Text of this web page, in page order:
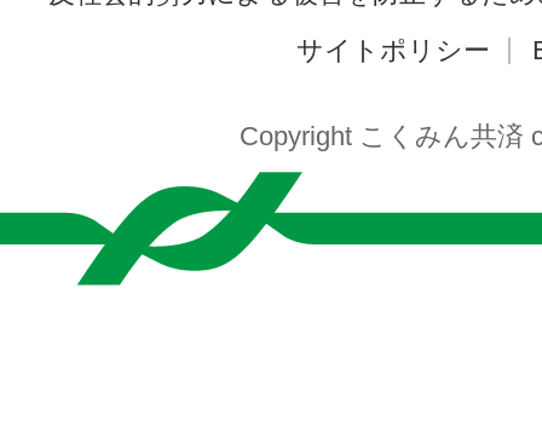
サイトポリシー
Copyright こくみん共済